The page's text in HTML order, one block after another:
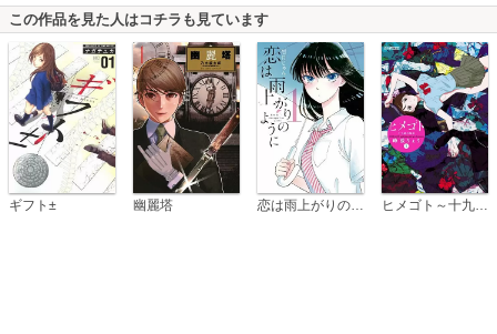
この作品を見た人はコチラも見ています
ギフト± 幽麗塔 ヒメゴト～十九歳の制服～